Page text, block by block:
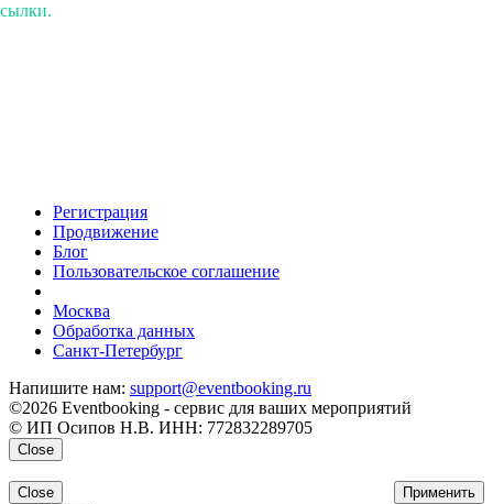
Регистрация
Продвижение
Блог
Пользовательское соглашение
Москва
Обработка данных
Санкт-Петербург
Напишите нам: support@eventbooking.ru
©2026 Eventbooking - сервис для ваших мероприятий
© ИП Осипов Н.В. ИНН: 772832289705
Close
Применить
Close